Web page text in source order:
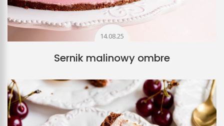
14.08.25
Sernik malinowy ombre